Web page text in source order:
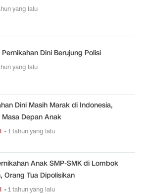
yang lalu
Pernikahan Dini Berujung Polisi
yang lalu
Dini Masih Marak di Indonesia,
Depan Anak
• 1 tahun yang lalu
Anak SMP-SMK di Lombok
Orang Tua Dipolisikan
• 1 tahun yang lalu